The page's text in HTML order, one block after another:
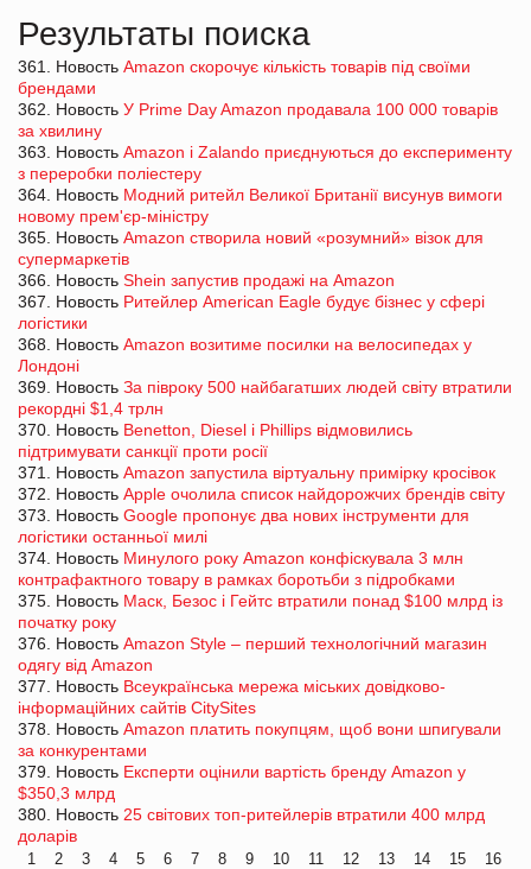
Результаты поиска
361. Новость Amazon скорочує кількість товарів під своїми
брендами
362. Новость У Prime Day Amazon продавала 100 000 товарів
за хвилину
363. Новость Amazon і Zalando приєднуються до експерименту
з переробки поліестеру
364. Новость Модний ритейл Великої Британії висунув вимоги
новому прем'єр-міністру
365. Новость Amazon створила новий «розумний» візок для
супермаркетів
366. Новость Shein запустив продажі на Amazon
367. Новость Ритейлер American Eagle будує бізнес у сфері
логістики
368. Новость Amazon возитиме посилки на велосипедах у
Лондоні
369. Новость За півроку 500 найбагатших людей світу втратили
рекордні $1,4 трлн
370. Новость Benetton, Diesel і Phillips відмовились
підтримувати санкції проти росії
371. Новость Amazon запустила віртуальну примірку кросівок
372. Новость Apple очолила список найдорожчих брендів світу
373. Новость Google пропонує два нових інструменти для
логістики останньої милі
374. Новость Минулого року Amazon конфіскувала 3 млн
контрафактного товару в рамках боротьби з підробками
375. Новость Маск, Безос і Гейтс втратили понад $100 млрд із
початку року
376. Новость Amazon Style – перший технологічний магазин
одягу від Amazon
377. Новость Всеукраїнська мережа міських довідково-
інформаційних сайтів CitySites
378. Новость Amazon платить покупцям, щоб вони шпигували
за конкурентами
379. Новость Експерти оцінили вартість бренду Amazon у
$350,3 млрд
380. Новость 25 світових топ-ритейлерів втратили 400 млрд
доларів
1 2 3 4 5 6 7 8 9 10 11 12 13 14 15
16